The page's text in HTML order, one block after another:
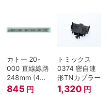
カトー 20-
000 直線線路
248mm (4本
入) Nゲージ
845 円
トミックス
0374 密自連
形TNカプラー
1,320 円